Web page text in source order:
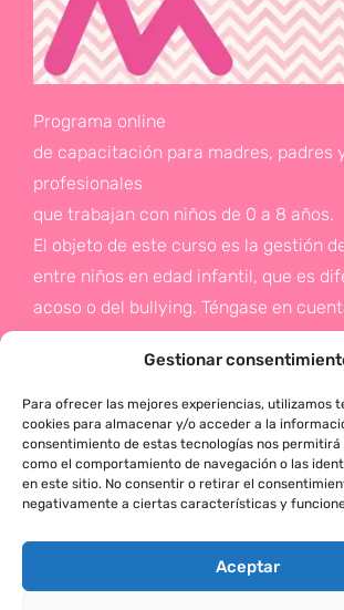
Gestionar
Para ofrecer las mejores experiencias, utilizamos
cookies para almacenar y/o acceder a la
consentimiento de estas tecnologías nos
como el comportamiento de navegación o las
en este sitio. No consentir o retirar el
negativamente a ciertas características y
Aceptar
Programa online
de capacitación para madres, padres
profesionales
que trabajan con niños de 0 a 8 años.
El objeto de este curso es la gestión
entre niños en edad infantil, que es
acoso o del bullying. Téngase en
gestión de agresiones pretendemos
de la prevención a un problema que
en etapas posteriores como es el
Si deseas más información,
haz click en este enlace: